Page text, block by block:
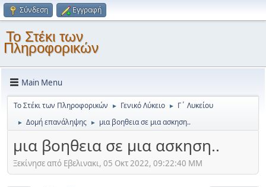
Σύνδεση Εγγραφή
Το Στέκι των
Πληροφορικών
Main Menu
Το Στέκι των Πληροφορικών ► Γενικό Λύκειο ► Γ΄ Λυκείου
► Δομή επανάληψης ► μια βοηθεια σε μια ασκηση..
μια βοηθεια σε μια ασκηση..
Ξεκίνησε από Εβελινακι, 05 Οκτ 2022, 09:22:40 ΜΜ